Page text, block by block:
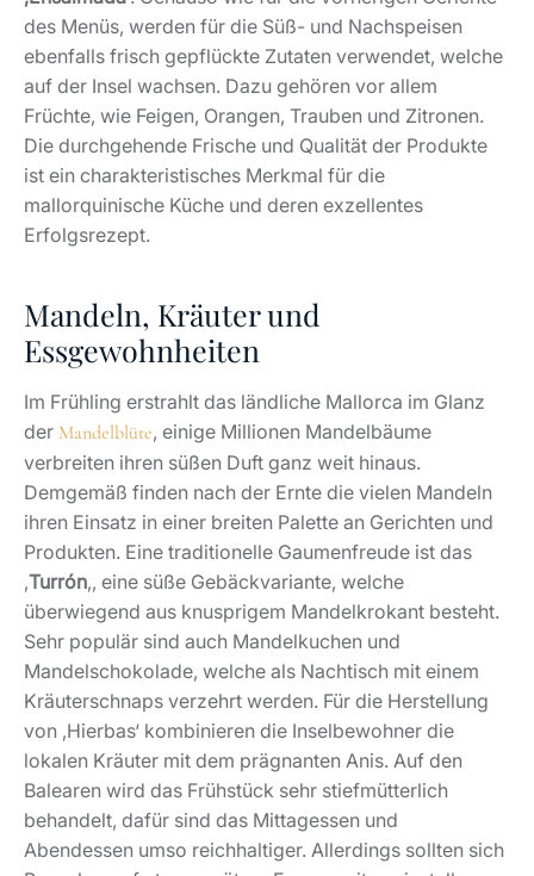
des Menüs, werden für die Süß- und Nachspeisen
ebenfalls frisch gepflückte Zutaten verwendet, welche
auf der Insel wachsen. Dazu gehören vor allem
Früchte, wie Feigen, Orangen, Trauben und Zitronen.
Die durchgehende Frische und Qualität der Produkte
ist ein charakteristisches Merkmal für die
mallorquinische Küche und deren exzellentes
Erfolgsrezept.
Mandeln, Kräuter und
Essgewohnheiten
Im Frühling erstrahlt das ländliche Mallorca im Glanz
der Mandelblüte, einige Millionen Mandelbäume
verbreiten ihren süßen Duft ganz weit hinaus.
Demgemäß finden nach der Ernte die vielen Mandeln
ihren Einsatz in einer breiten Palette an Gerichten und
Produkten. Eine traditionelle Gaumenfreude ist das
‚Turrón‚, eine süße Gebäckvariante, welche
überwiegend aus knusprigem Mandelkrokant besteht.
Sehr populär sind auch Mandelkuchen und
Mandelschokolade, welche als Nachtisch mit einem
Kräuterschnaps verzehrt werden. Für die Herstellung
von ‚Hierbas‘ kombinieren die Inselbewohner die
lokalen Kräuter mit dem prägnanten Anis. Auf den
Balearen wird das Frühstück sehr stiefmütterlich
behandelt, dafür sind das Mittagessen und
Abendessen umso reichhaltiger. Allerdings sollten sich